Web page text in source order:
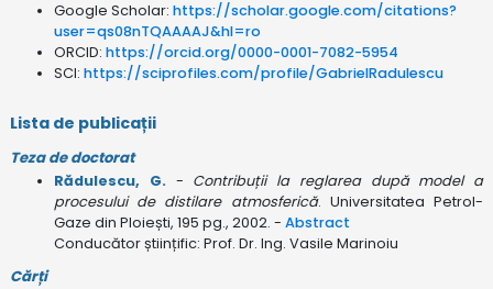
Google Scholar: https://scholar.google.com/citations?
user=qs08nTQAAAAJ&hl=ro
ORCID: https://orcid.org/0000-0001-7082-5954
SCI: https://sciprofiles.com/profile/GabrielRadulescu
Lista de publicații
Teza de doctorat
Rădulescu, G. - Contribuții la reglarea după model a
procesului de distilare atmosferică. Universitatea Petrol-
Gaze din Ploiești, 195 pg., 2002. - Abstract
Conducător științific: Prof. Dr. Ing. Vasile Marinoiu
Cărți